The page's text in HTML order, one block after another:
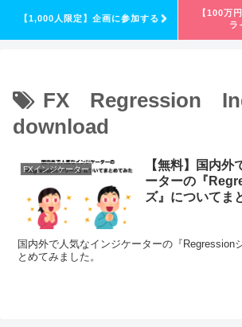
【1,000人限定】企画に参加する
【100万
ラ
FX Regression
download
FXインジケーター
【無料】国内外
ーターの『
ズ』についてま
国内外で人気なインジケーターの『Regression
とめてみました。